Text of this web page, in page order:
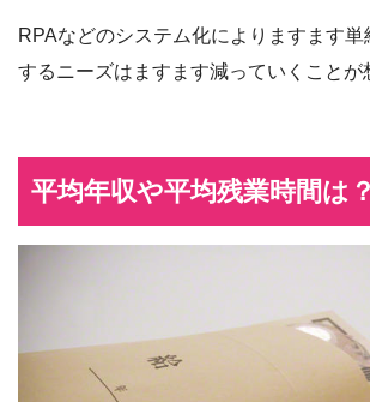
RPAなどのシステム化によりますます
するニーズはますます減っていくことが
平均年収や平均残業時間は？